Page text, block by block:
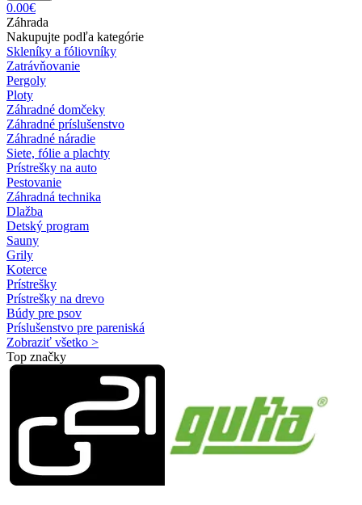
0.00€
Záhrada
Nakupujte podľa kategórie
Skleníky a fóliovníky
Zatrávňovanie
Pergoly
Ploty
Záhradné domčeky
Záhradné príslušenstvo
Záhradné náradie
Siete, fólie a plachty
Prístrešky na auto
Pestovanie
Záhradná technika
Dlažba
Detský program
Sauny
Grily
Koterce
Prístrešky
Prístrešky na drevo
Búdy pre psov
Príslušenstvo pre pareniská
Zobraziť všetko >
Top značky